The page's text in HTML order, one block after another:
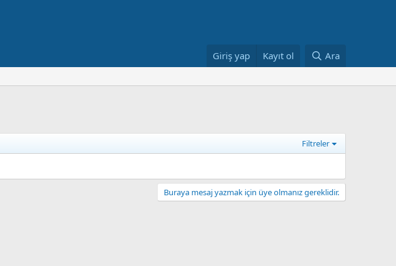
Giriş yap Kayıt ol Ara
Filtreler
Buraya mesaj yazmak için üye olmanız gereklidir.